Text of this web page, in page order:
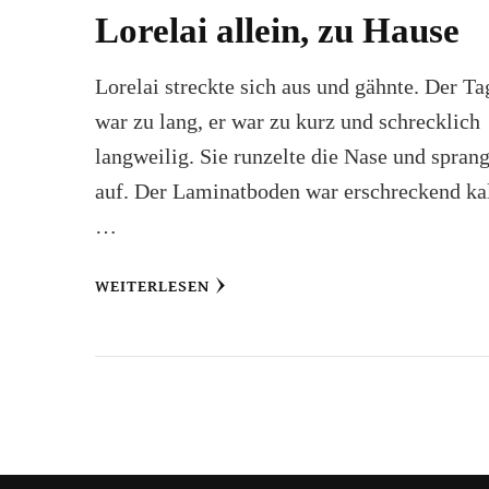
Lorelai allein, zu Hause
Lorelai streckte sich aus und gähnte. Der
war zu lang, er war zu kurz und schrecklich
langweilig. Sie runzelte die Nase und sprang
auf. Der Laminatboden war erschreckend
…
WEITERLESEN